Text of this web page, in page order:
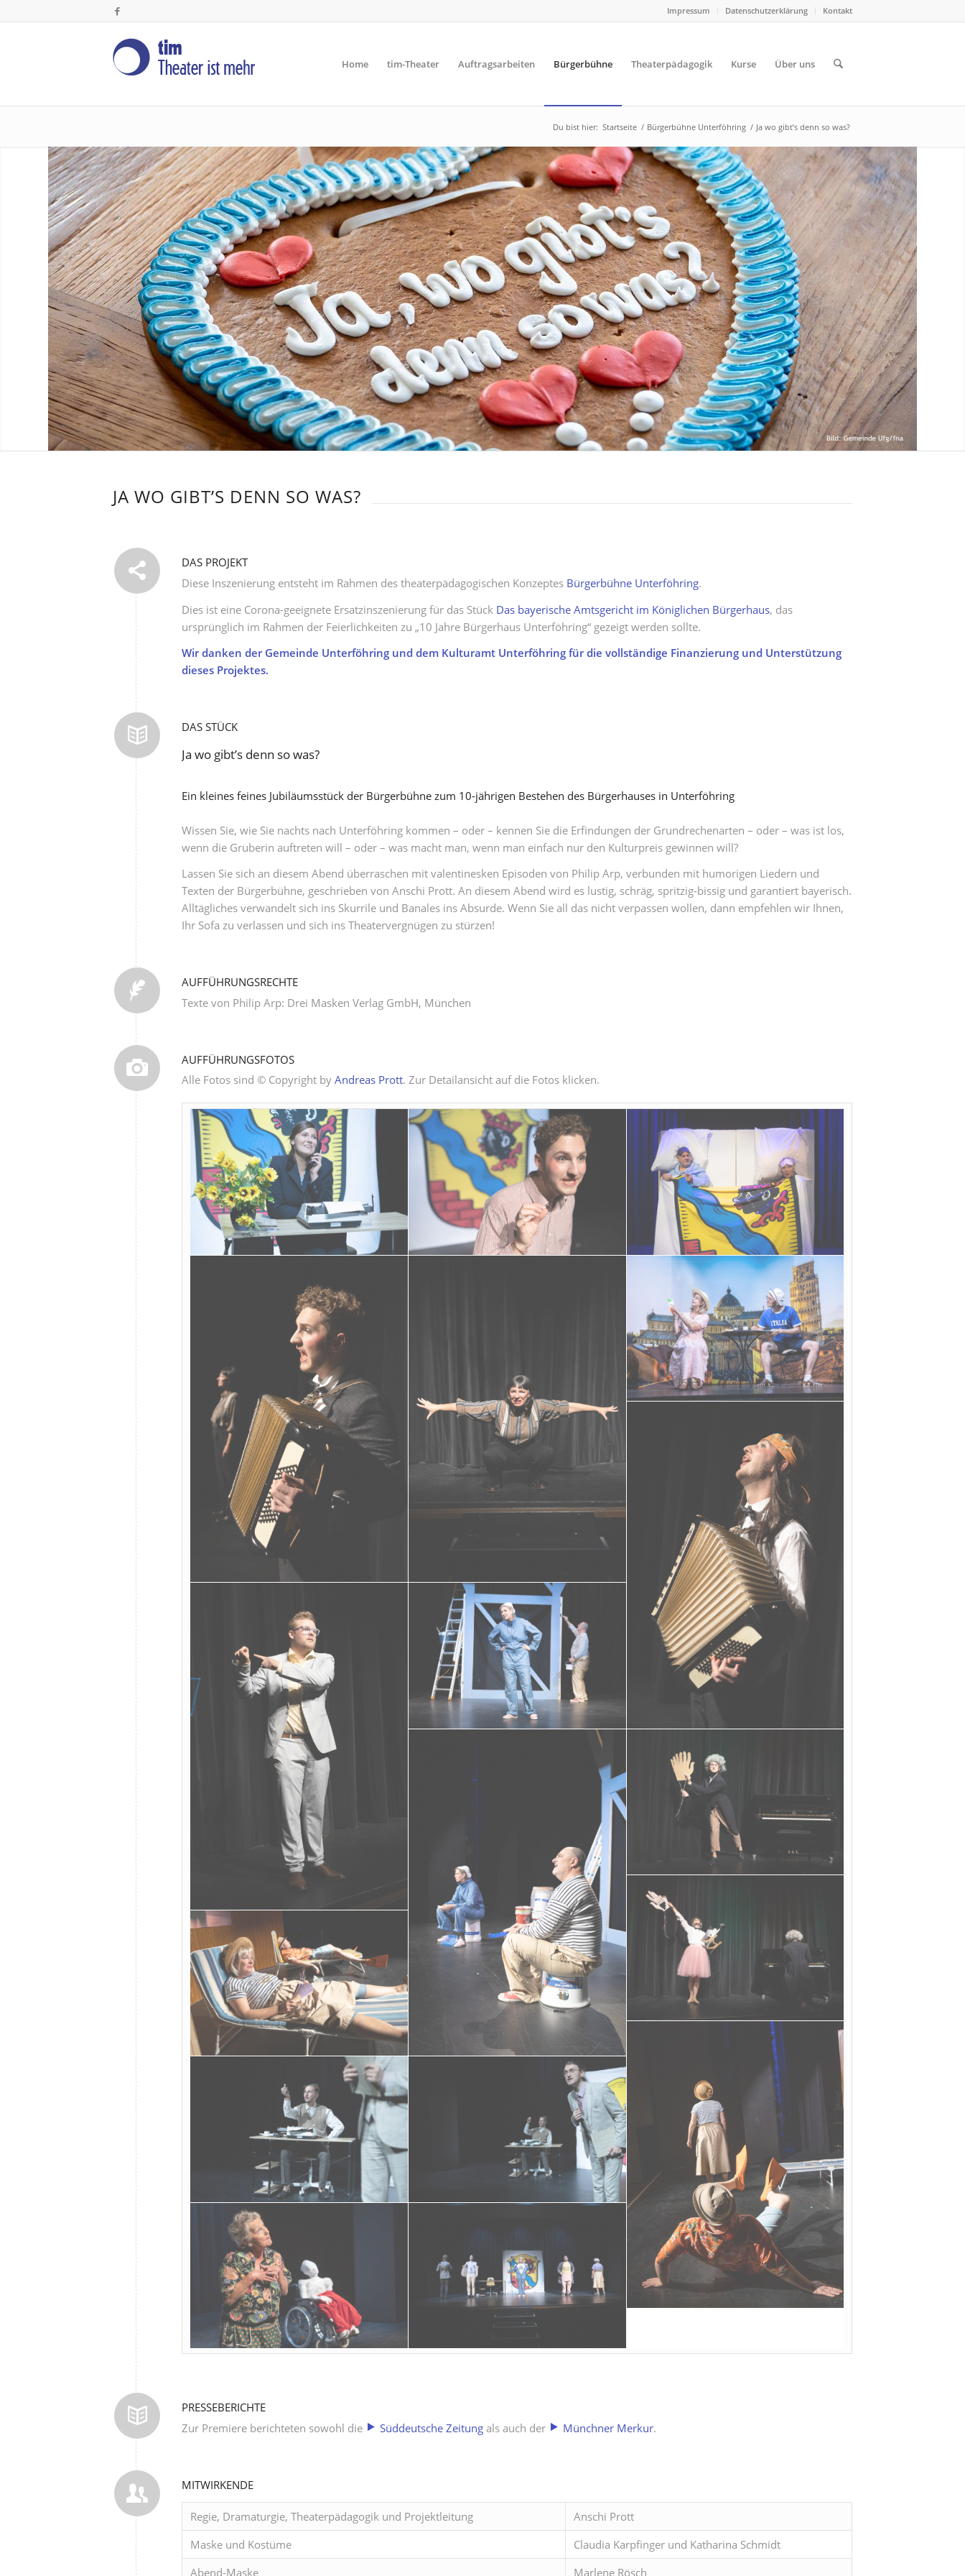
Impressum Datenschutzerklärung Kontakt
Home tim-Theater Auftragsarbeiten Bürgerbühne Theaterpädagogik Kurse Über uns
Du bist hier: Startseite / Bürgerbühne Unterföhring / Ja wo gibt’s denn so was?
JA WO GIBT’S DENN SO WAS?
DAS PROJEKT
Diese Inszenierung entsteht im Rahmen des theaterpädagogischen Konzeptes Bürgerbühne Unterföhring.
Dies ist eine Corona-geeignete Ersatzinszenierung für das Stück Das bayerische Amtsgericht im Königlichen Bürgerhaus, das
ursprünglich im Rahmen der Feierlichkeiten zu „10 Jahre Bürgerhaus Unterföhring“ gezeigt werden sollte.
Wir danken der Gemeinde Unterföhring und dem Kulturamt Unterföhring für die vollständige Finanzierung und Unterstützung
dieses Projektes.
DAS STÜCK
Ja wo gibt’s denn so was?
Ein kleines feines Jubiläumsstück der Bürgerbühne zum 10-jährigen Bestehen des Bürgerhauses in Unterföhring
Wissen Sie, wie Sie nachts nach Unterföhring kommen – oder – kennen Sie die Erfindungen der Grundrechenarten – oder – was ist los,
wenn die Gruberin auftreten will – oder – was macht man, wenn man einfach nur den Kulturpreis gewinnen will?
Lassen Sie sich an diesem Abend überraschen mit valentinesken Episoden von Philip Arp, verbunden mit humorigen Liedern und
Texten der Bürgerbühne, geschrieben von Anschi Prott. An diesem Abend wird es lustig, schräg, spritzig-bissig und garantiert bayerisch.
Alltägliches verwandelt sich ins Skurrile und Banales ins Absurde. Wenn Sie all das nicht verpassen wollen, dann empfehlen wir Ihnen,
Ihr Sofa zu verlassen und sich ins Theatervergnügen zu stürzen!
AUFFÜHRUNGSRECHTE
Texte von Philip Arp: Drei Masken Verlag GmbH, München
AUFFÜHRUNGSFOTOS
Alle Fotos sind © Copyright by Andreas Prott. Zur Detailansicht auf die Fotos klicken.
PRESSEBERICHTE
Zur Premiere berichteten sowohl die
Süddeutsche Zeitung als auch der Münchner Merkur.
MITWIRKENDE
Regie, Dramaturgie, Theaterpädagogik und Projektleitung
Anschi Prott
Maske und Kostüme
Claudia Karpfinger und Katharina Schmidt
Abend-Maske
Marlene Rösch